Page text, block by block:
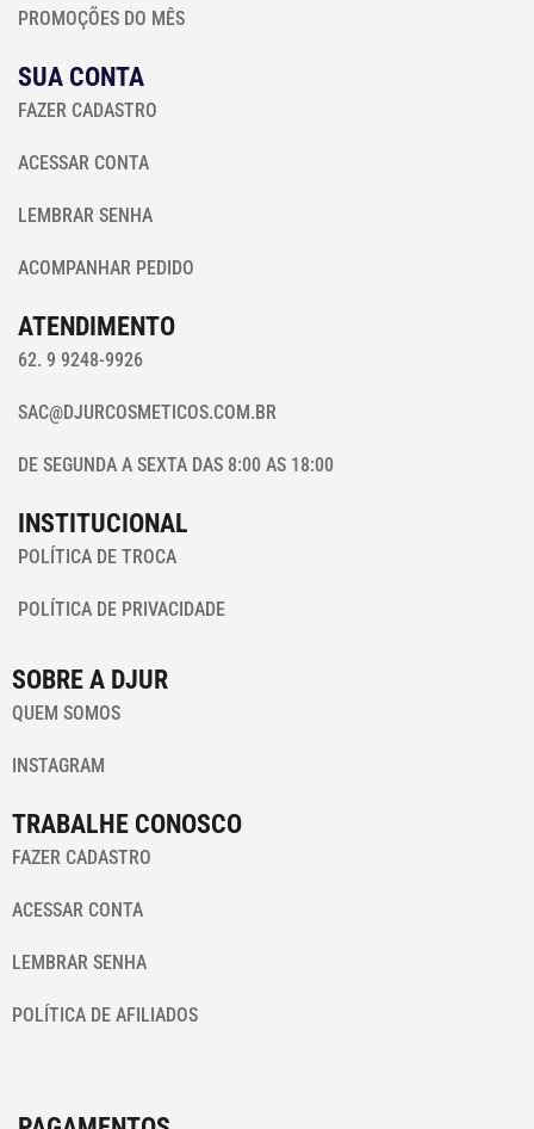
PROMOÇÕES DO MÊS
SUA CONTA
FAZER CADASTRO
ACESSAR CONTA
LEMBRAR SENHA
ACOMPANHAR PEDIDO
ATENDIMENTO
62. 9 9248-9926
SAC@DJURCOSMETICOS.COM.BR
DE SEGUNDA A SEXTA DAS 8:00 AS 18:00
INSTITUCIONAL
POLÍTICA DE TROCA
POLÍTICA DE PRIVACIDADE
SOBRE A DJUR
QUEM SOMOS
INSTAGRAM
TRABALHE CONOSCO
FAZER CADASTRO
ACESSAR CONTA
LEMBRAR SENHA
POLÍTICA DE AFILIADOS